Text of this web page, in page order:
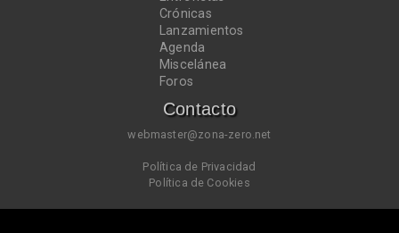
Crónicas
Lanzamientos
Agenda
Miscelánea
Foros
Contacto
webmaster@zona-zero.net
Política de Privacidad
Política de Cookies